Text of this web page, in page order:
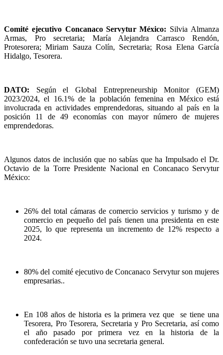
Comité ejecutivo Concanaco Servytur México: Silvia Almanza
Armas, Pro secretaria; María Alejandra Carrasco Rendón,
Protesorera; Miriam Sauza Colín, Secretaria; Rosa Elena García
Hidalgo, Tesorera.
DATO: Según el Global Entrepreneurship Monitor (GEM)
2023/2024, el 16.1% de la población femenina en México está
involucrada en actividades emprendedoras, situando al país en la
posición 11 de 49 economías con mayor número de mujeres
emprendedoras.
Algunos datos de inclusión que no sabías que ha Impulsado el Dr.
Octavio de la Torre Presidente Nacional en Concanaco Servytur
México:
26% del total cámaras de comercio servicios y turismo y de
comercio en pequeño del país tienen una presidenta en este
2025, lo que representa un incremento de 12% respecto a
2024.
⁠80% del comité ejecutivo de Concanaco Servytur son mujeres
empresarias..
En 108 años de historia es la primera vez que se tiene una
Tesorera, Pro Tesorera, Secretaria y Pro Secretaria, así como
el año pasado por primera vez en la historia de la
confederación se tuvo una secretaria general.